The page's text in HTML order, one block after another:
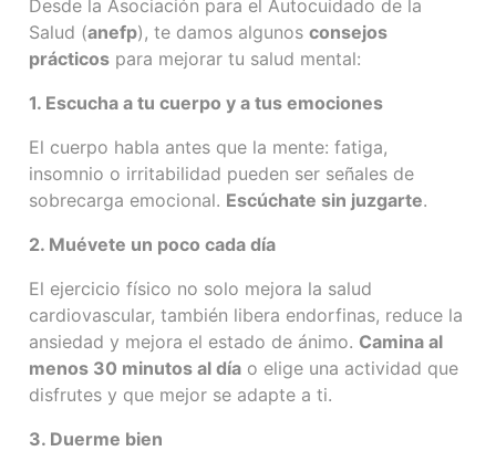
Desde la Asociación para el Autocuidado de la
Salud (anefp), te damos algunosconsejos
prácticos para mejorar tu salud mental:
1. Escucha a tu cuerpo y a tus emociones
El cuerpo habla antes que la mente: fatiga,
insomnio o irritabilidad pueden ser señales de
sobrecarga emocional. Escúchate sin juzgarte.
2. Muévete un poco cada día
El ejercicio físico no solo mejora la salud
cardiovascular, también libera endorfinas, reduce la
ansiedad y mejora el estado de ánimo. Camina al
menos 30 minutos al día o elige una actividad que
disfrutes y que mejor se adapte a ti.
3. Duerme bien